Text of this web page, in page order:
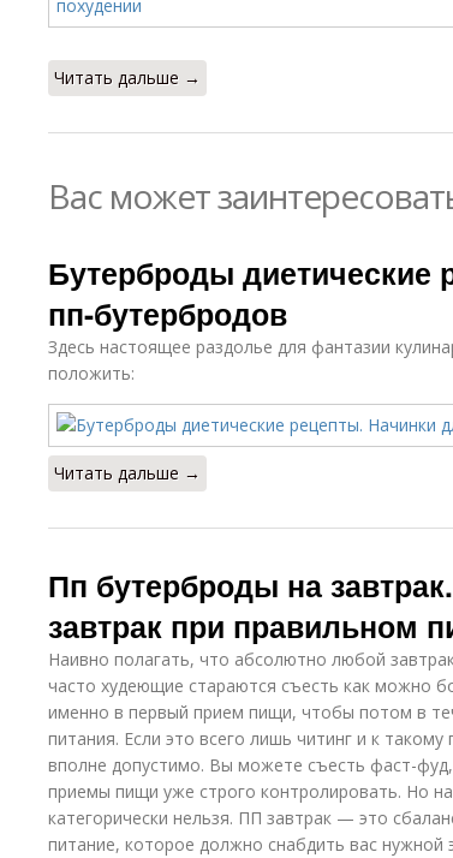
Читать дальше →
Вас может
Бутерброды диетические
пп-бутербродов
Здесь настоящее раздолье для фантазии
положить:
Читать дальше →
Пп бутерброды на
завтрак при правильном
Наивно полагать, что абсолютно любой
часто худеющие стараются съесть как можно
именно в первый прием пищи, чтобы потом в
питания. Если это всего лишь читинг и к
вполне допустимо. Вы можете съесть фаст-
приемы пищи уже строго контролировать. Но
категорически нельзя. ПП завтрак — это
питание, которое должно снабдить вас нужной